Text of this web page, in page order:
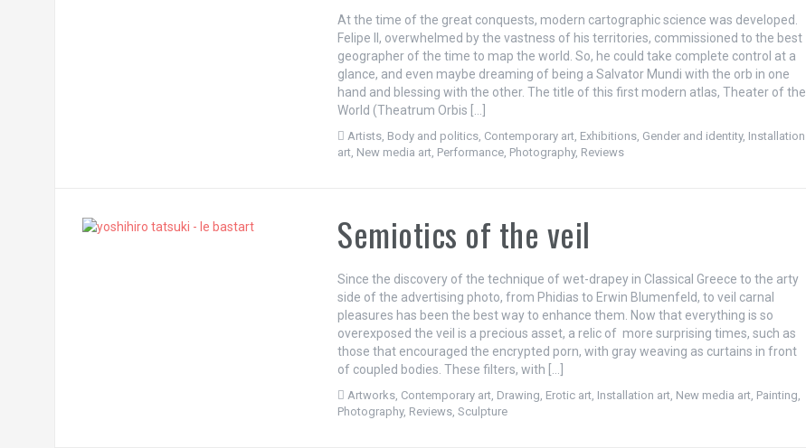
At the time of the great conquests, modern cartographic science was developed.
Felipe II, overwhelmed by the vastness of his territories, commissioned to the best
geographer of the time to map the world. So, he could take complete control at a
glance, and even maybe dreaming of being a Salvator Mundi with the orb in one
hand and blessing with the other. The title of this first modern atlas, Theater of the
World (Theatrum Orbis […]
Artists, Body and politics, Contemporary art, Exhibitions, Gender and identity, Installation
art, New media art, Performance, Photography, Reviews
Semiotics of the veil
Since the discovery of the technique of wet-drapey in Classical Greece to the arty
side of the advertising photo, from Phidias to Erwin Blumenfeld, to veil carnal
pleasures has been the best way to enhance them. Now that everything is so
overexposed the veil is a precious asset, a relic of more surprising times, such as
those that encouraged the encrypted porn, with gray weaving as curtains in front
of coupled bodies. These filters, with […]
Artworks, Contemporary art, Drawing, Erotic art, Installation art, New media art, Painting,
Photography, Reviews,Sculpture